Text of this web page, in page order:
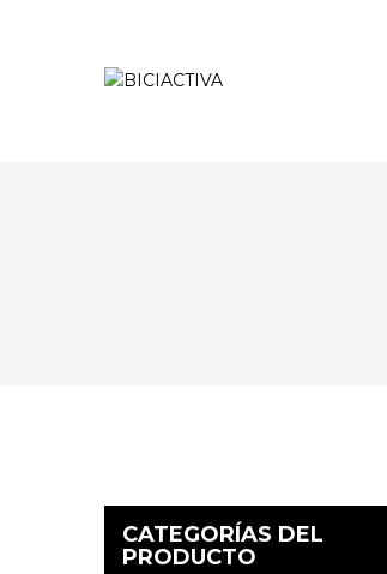
CATEGORÍAS DEL
PRODUCTO